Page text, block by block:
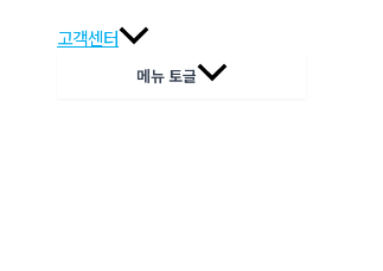
고객센터
메뉴 토글